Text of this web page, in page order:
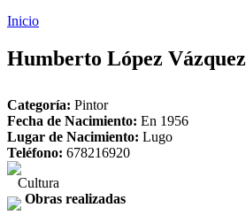
Inicio
Humberto López Vázquez
Categoría: Pintor
Fecha de Nacimiento: En 1956
Lugar de Nacimiento: Lugo
Teléfono: 678216920
Cultura
Obras realizadas